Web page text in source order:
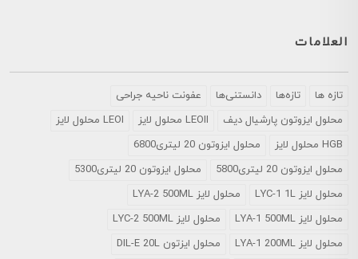
العلامات
تازه ها تازه‌ها دانستنی‌ها
عفونت ناحیه جراحی
محلول ايزوتون پارشيال ديف
LEOII محلول لایز
LEOI محلول لایز
HGB محلول لایز
محلول ایزوتون 20 لیتری6800
محلول ایزوتون 20 لیتری5800
محلول ایزوتون 20 لیتری5300
محلول لایز LYC-1 1L
محلول لایز LYA-2 500ML
محلول لایز LYA-1 500ML
محلول لایز LYC-2 500ML
محلول لایز LYA-1 200ML
محلول ایزتون DIL-E 20L